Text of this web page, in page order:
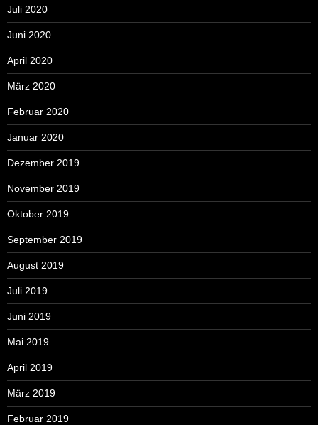
Juli 2020
Juni 2020
April 2020
März 2020
Februar 2020
Januar 2020
Dezember 2019
November 2019
Oktober 2019
September 2019
August 2019
Juli 2019
Juni 2019
Mai 2019
April 2019
März 2019
Februar 2019